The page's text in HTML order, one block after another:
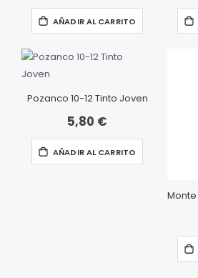
AÑADIR AL CARRITO
Pozanco 10-12 Tinto Joven
5,80 €
AÑADIR AL CARRITO